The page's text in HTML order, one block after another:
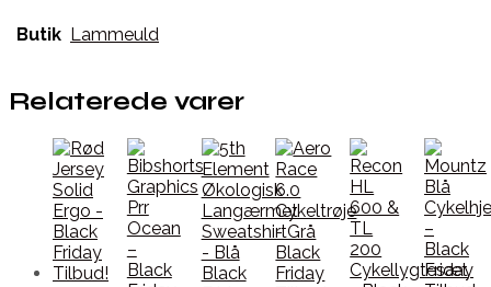
Butik Lammeuld
Relaterede varer